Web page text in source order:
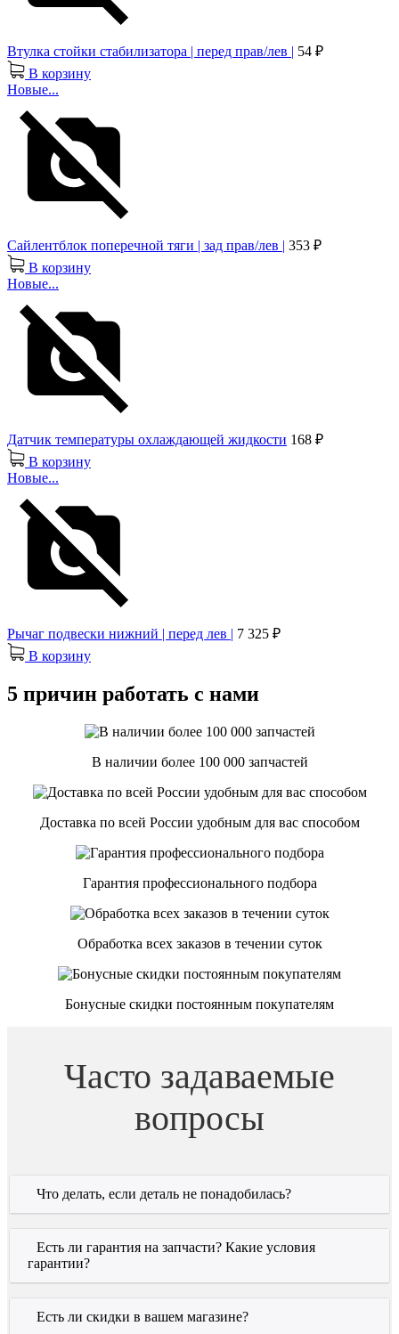
Втулка стойки стабилизатора | перед прав/лев | 54 ₽
В корзину
Новые...
Сайлентблок поперечной тяги | зад прав/лев | 353 ₽
В корзину
Новые...
Датчик температуры охлаждающей жидкости 168 ₽
В корзину
Новые...
Рычаг подвески нижний | перед лев | 7 325 ₽
В корзину
5 причин работать с нами
В наличии более 100 000 запчастей
Доставка по всей России удобным для вас способом
Гарантия профессионального подбора
Обработка всех заказов в течении суток
Бонусные скидки постоянным покупателям
Часто задаваемые
вопросы
Что делать, если деталь не понадобилась?
Есть ли гарантия на запчасти? Какие условия
гарантии?
Есть ли скидки в вашем магазине?